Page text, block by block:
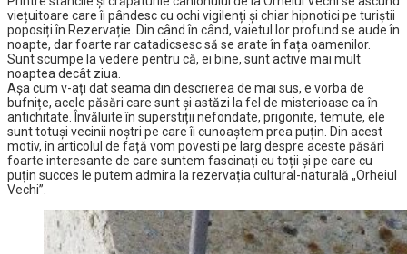
viețuitoare care îi pândesc cu ochi vigilenți și chiar hipnotici pe turiștii
poposiți în Rezervație. Din când în când, vaietul lor profund se aude în
noapte, dar foarte rar catadicsesc să se arate în fața oamenilor.
Sunt scumpe la vedere pentru că, ei bine, sunt active mai mult
noaptea decât ziua.
Așa cum v-ați dat seama din descrierea de mai sus, e vorba de
bufnițe, acele păsări care sunt și astăzi la fel de misterioase ca în
antichitate. Învăluite în superstiții nefondate, prigonite, temute, ele
sunt totuși vecinii noștri pe care îi cunoaștem prea puțin. Din acest
motiv, în articolul de față vom povesti pe larg despre aceste păsări
foarte interesante de care suntem fascinați cu toții și pe care cu
puțin succes le putem admira la rezervația cultural-naturală „Orheiul
Vechi”.